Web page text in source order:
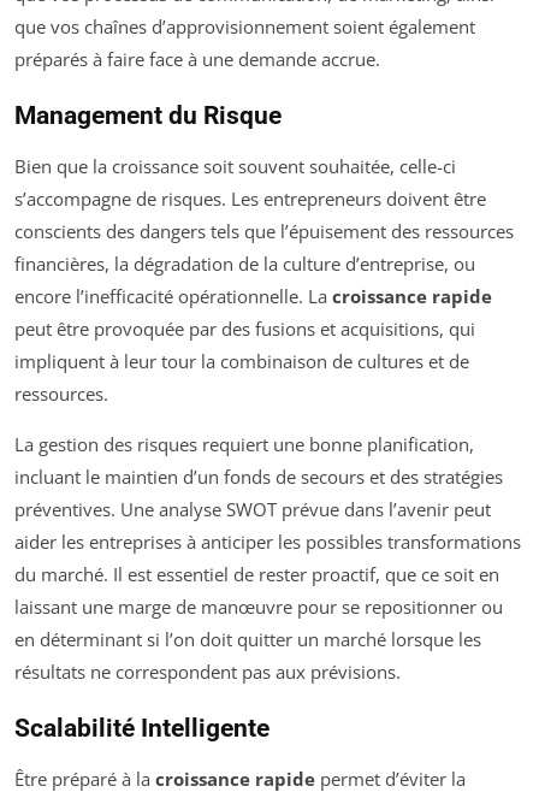
que vos chaînes d’approvisionnement soient également
préparés à faire face à une demande accrue.
Management du Risque
Bien que la croissance soit souvent souhaitée, celle-ci
s’accompagne de risques. Les entrepreneurs doivent être
conscients des dangers tels que l’épuisement des ressources
financières, la dégradation de la culture d’entreprise, ou
encore l’inefficacité opérationnelle. La croissance rapide
peut être provoquée par des fusions et acquisitions, qui
impliquent à leur tour la combinaison de cultures et de
ressources.
La gestion des risques requiert une bonne planification,
incluant le maintien d’un fonds de secours et des stratégies
préventives. Une analyse SWOT prévue dans l’avenir peut
aider les entreprises à anticiper les possibles transformations
du marché. Il est essentiel de rester proactif, que ce soit en
laissant une marge de manœuvre pour se repositionner ou
en déterminant si l’on doit quitter un marché lorsque les
résultats ne correspondent pas aux prévisions.
Scalabilité Intelligente
Être préparé à la croissance rapide permet d’éviter la